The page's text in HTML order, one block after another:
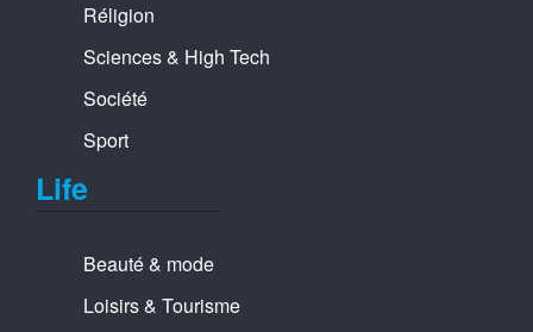
Réligion
Sciences & High Tech
Société
Sport
Life
Beauté & mode
Loisirs & Tourisme